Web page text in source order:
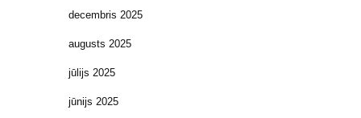
decembris 2025
augusts 2025
jūlijs 2025
jūnijs 2025